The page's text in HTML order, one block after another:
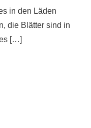
in den Läden
die Blätter sind in
[…]